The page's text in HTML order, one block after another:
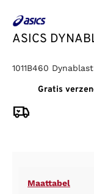
ASICS
1011B460
Gratis
Maattabel